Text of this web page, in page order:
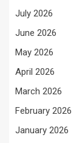
July 2026
June 2026
May 2026
April 2026
March 2026
February 2026
January 2026